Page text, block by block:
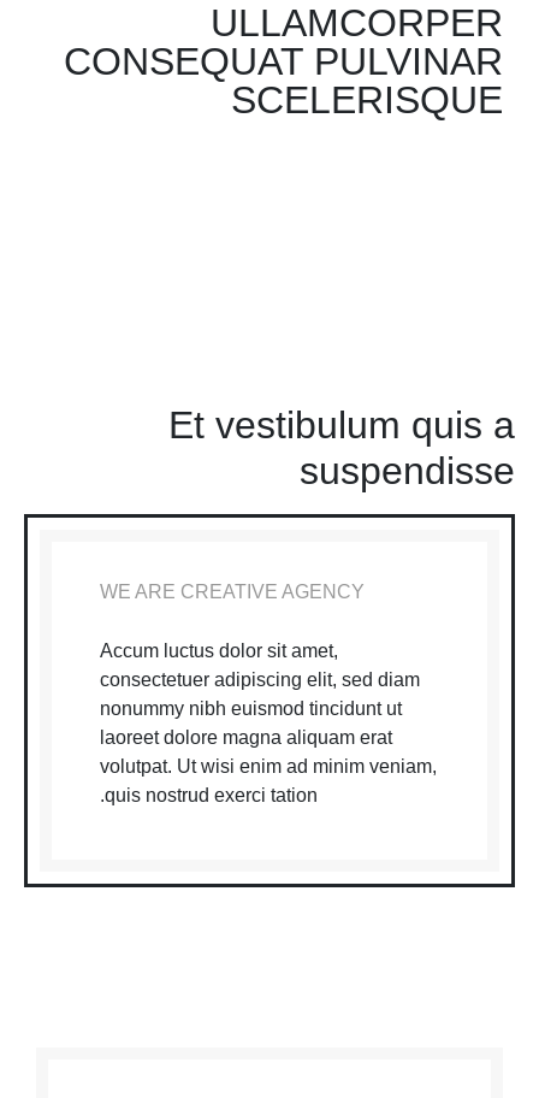
ULLAMCORPER
CONSEQUAT PULVINAR
SCELERISQUE
Et vestibulum quis a
suspendisse
WE ARE CREATIVE AGENCY
Accum luctus dolor sit amet,
consectetuer adipiscing elit, sed diam
nonummy nibh euismod tincidunt ut
laoreet dolore magna aliquam erat
volutpat. Ut wisi enim ad minim veniam,
quis nostrud exerci tation.